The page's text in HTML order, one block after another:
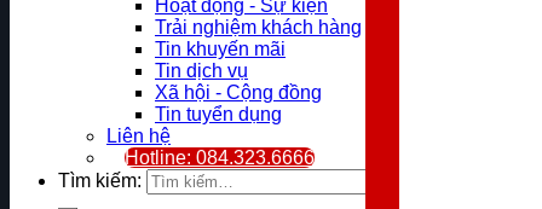
Hoạt động - Sự kiện
Trải nghiệm khách hàng
Tin khuyến mãi
Tin dịch vụ
Xã hội - Cộng đồng
Tin tuyển dụng
Liên hệ
Hotline: 084.323.6666
Tìm kiếm: